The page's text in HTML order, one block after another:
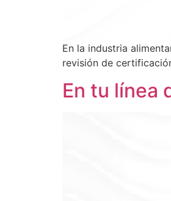
En la industria
revisión de
En tu línea